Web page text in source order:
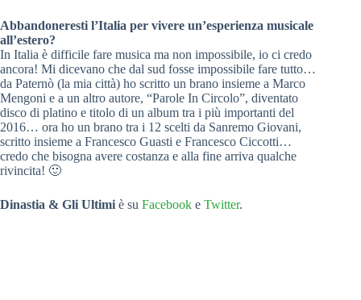
Abbandoneresti l’Italia per vivere un’esperienza musicale
all’estero?
In Italia è difficile fare musica ma non impossibile, io ci credo
ancora! Mi dicevano che dal sud fosse impossibile fare tutto…
da Paternò (la mia città) ho scritto un brano insieme a Marco
Mengoni e a un altro autore, “Parole In Circolo”, diventato
disco di platino e titolo di un album tra i più importanti del
2016… ora ho un brano tra i 12 scelti da Sanremo Giovani,
scritto insieme a Francesco Guasti e Francesco Ciccotti…
credo che bisogna avere costanza e alla fine arriva qualche
rivincita! 🙂
Dinastia & Gli Ultimi è su Facebook e Twitter.